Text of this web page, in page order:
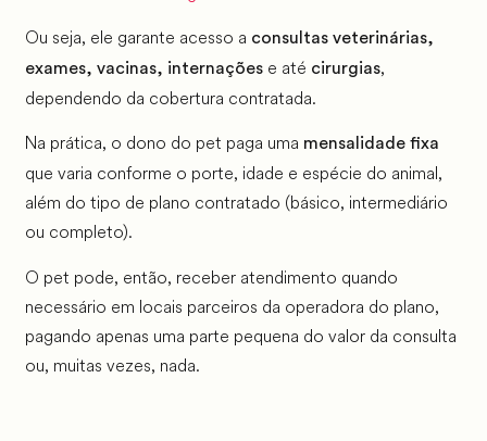
Ou seja, ele garante acesso a consultas veterinárias,
exames, vacinas, internaçõese até cirurgias,
dependendo da cobertura contratada.
Na prática, o dono do pet paga uma mensalidade fixa
que varia conforme o porte, idade e espécie do animal,
além do tipo de plano contratado (básico, intermediário
ou completo).
O pet pode, então, receber atendimento quando
necessário em locais parceiros da operadora do plano,
pagando apenas uma parte pequena do valor da consulta
ou, muitas vezes, nada.